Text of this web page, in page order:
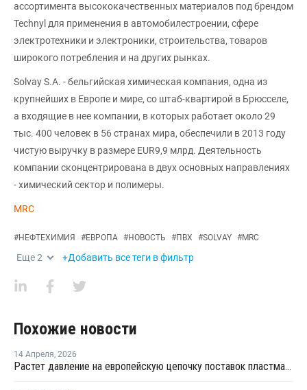
ассортимента высококачественных материалов под брендом
Technyl для применения в автомобилестроении, сфере
электротехники и электроники, строительства, товаров
широкого потребления и на других рынках.
Solvay S.A. - бельгийская химическая компания, одна из
крупнейших в Европе и мире, со штаб-квартирой в Брюсселе,
а входящие в нее компании, в которых работает около 29
тыс. 400 человек в 56 странах мира, обеспечили в 2013 году
чистую выручку в размере EUR9,9 млрд. Деятельность
компании сконцентрирована в двух основных направлениях
- химический сектор и полимеры.
MRC
#НЕФТЕХИМИЯ #ЕВРОПА #НОВОСТЬ #ПВХ #SOLVAY #MRC
Еще2 +Добавить все теги в фильтр
Похожие новости
14 Апреля, 2026
Растет давление на европейскую цепочку поставок пластмасс